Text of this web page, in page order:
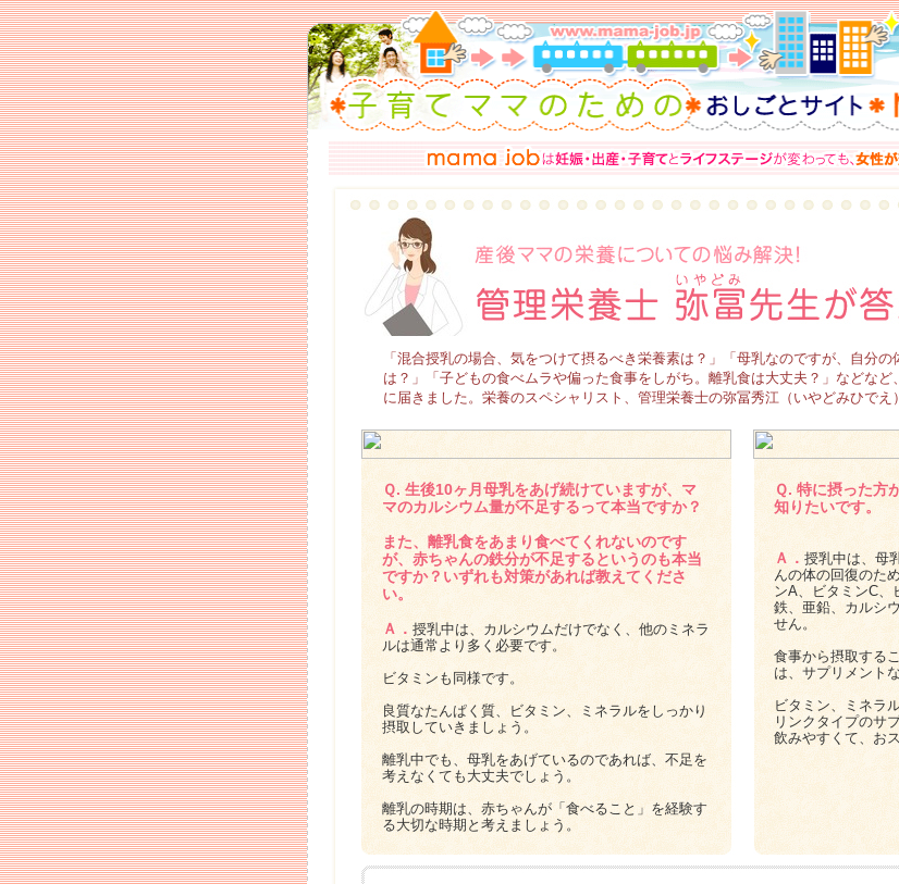
「混合授乳の場合、気をつけて摂るべき栄養素は？」「母乳なのですが、自分
は？」「子どもの食べムラや偏った食事をしがち。離乳食は大丈夫？」などな
に届きました。栄養のスペシャリスト、管理栄養士の弥冨秀江（いやどみひでえ
Ｑ. 生後10ヶ月母乳をあげ続けていますが、マ
マのカルシウム量が不足するって本当ですか？
また、離乳食をあまり食べてくれないのです
が、赤ちゃんの鉄分が不足するというのも本当
ですか？いずれも対策があれば教えてくださ
い。
Ａ． 授乳中は、カルシウムだけでなく、他のミネラ
ルは通常より多く必要です。
ビタミンも同様です。
良質なたんぱく質、ビタミン、ミネラルをしっかり
摂取していきましょう。
離乳中でも、母乳をあげているのであれば、不足を
考えなくても大丈夫でしょう。
離乳の時期は、赤ちゃんが「食べること」を経験す
る大切な時期と考えましょう。
Ｑ. 特に摂った方
知りたいです。
Ａ． 授乳中は、母
んの体の回復のた
ンA、ビタミンC、
鉄、亜鉛、カルシ
せん。
食事から摂取する
は、サプリメント
ビタミン、ミネラ
リンクタイプのサ
飲みやすくて、お